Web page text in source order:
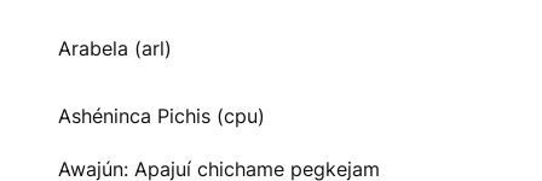
Arabela (arl)
Ashéninca Pichis (cpu)
Awajún: Apajuí chichame pegkejam